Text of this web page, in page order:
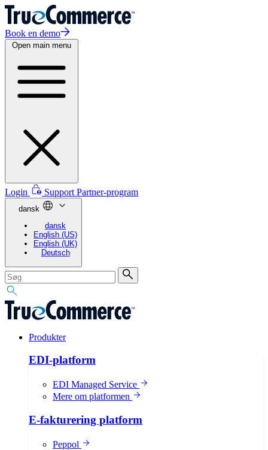
Book en demo
Open main menu
Login Support Partner-program
dansk
dansk
English (US)
English (UK)
Deutsch
Produkter
EDI-platform
EDI Managed Service
Mere om platformen
E-fakturering platform
Peppol